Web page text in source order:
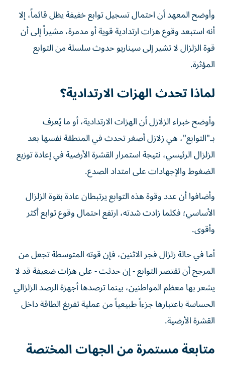
وأوضح المعهد أن احتمال تسجيل توابع خفيفة يظل قائماً، إلا
أنه استبعد وقوع هزات ارتدادية قوية أو مدمرة، مشيراً إلى أن
قوة الزلزال لا تشير إلى سيناريو حدوث سلسلة من التوابع
المؤثرة.
لماذا تحدث الهزات الارتدادية؟
وأوضح خبراء الزلازل أن الهزات الارتدادية، أو ما يُعرف
بـ"التوابع"، هي زلازل أصغر تحدث في المنطقة نفسها بعد
الزلزال الرئيسي، نتيجة استمرار القشرة الأرضية في إعادة توزيع
الضغوط والإجهادات على امتداد الصدع.
وأضافوا أن عدد وقوة هذه التوابع يرتبطان عادة بقوة الزلزال
الأساسي؛ فكلما زادت شدته، ارتفع احتمال وقوع توابع أكثر
وأقوى.
أما في حالة زلزال فجر الاثنين، فإن قوته المتوسطة تجعل من
المرجح أن تقتصر التوابع - إن حدثت - على هزات ضعيفة قد لا
يشعر بها معظم المواطنين، بينما ترصدها أجهزة الرصد الزلزالي
الحساسة باعتبارها جزءاً طبيعياً من عملية تفريغ الطاقة داخل
القشرة الأرضية.
متابعة مستمرة من الجهات المختصة